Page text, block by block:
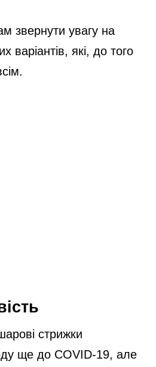
звернути увагу на
варіантів, які, до того
стрижки
ще до COVID-19, але